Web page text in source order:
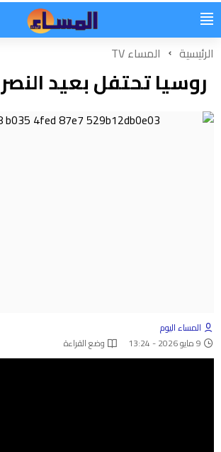
الرئيسية المساء TV
روسيا تحتفل بعيد النصر
المساء اليوم
9 مايو 2026 - 13:24
وضع القراءة